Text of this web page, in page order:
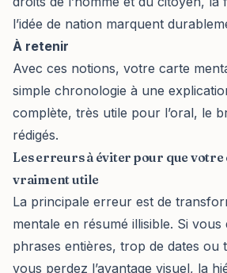
l’idée de nation marquent
À retenir
Avec ces notions, votre carte
simple chronologie à une
complète, très utile pour l’oral, le
rédigés.
Les erreurs à éviter pour que
vraiment utile
La principale erreur est de
mentale en résumé illisible. Si vous
phrases entières, trop de dates ou
vous perdez l’avantage visuel, la